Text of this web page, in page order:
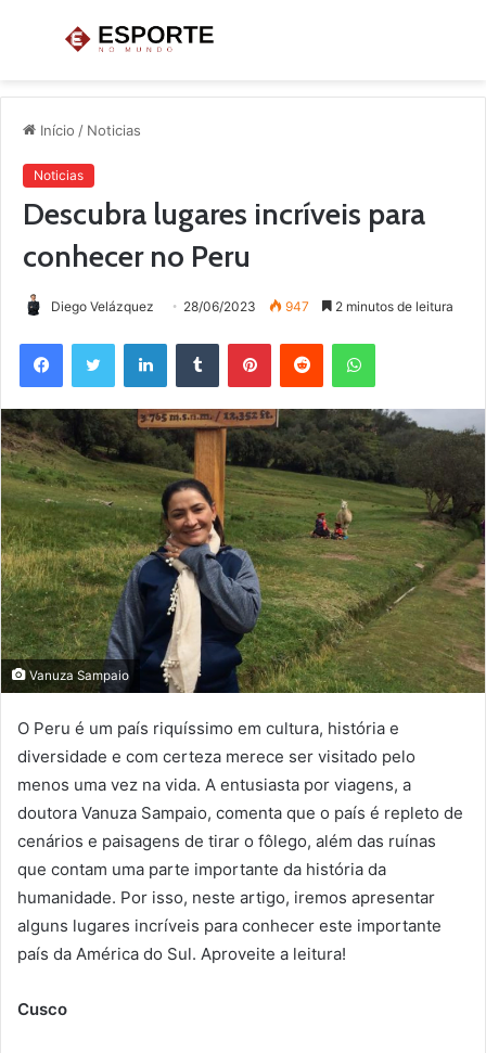
Menu
Início / Noticias
Noticias
Descubra lugares incríveis para
conhecer no Peru
Diego Velázquez 28/06/2023 947 2 minutos de leitura
FacebookTwitter LinkedinTumblr PinterestReddit WhatsApp
Vanuza Sampaio
O Peru é um país riquíssimo em cultura, história e
diversidade e com certeza merece ser visitado pelo
menos uma vez na vida. A entusiasta por viagens, a
doutora Vanuza Sampaio, comenta que o país é repleto de
cenários e paisagens de tirar o fôlego, além das ruínas
que contam uma parte importante da história da
humanidade. Por isso, neste artigo, iremos apresentar
alguns lugares incríveis para conhecer este importante
país da América do Sul. Aproveite a leitura!
Cusco